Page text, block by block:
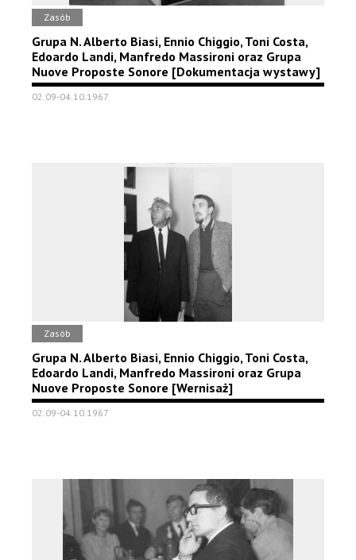
Zasób
Grupa N. Alberto Biasi, Ennio Chiggio, Toni Costa,
Edoardo Landi, Manfredo Massironi oraz Grupa
Nuove Proposte Sonore [Dokumentacja wystawy]
02.09-04.10.1967
Zasób
Grupa N. Alberto Biasi, Ennio Chiggio, Toni Costa,
Edoardo Landi, Manfredo Massironi oraz Grupa
Nuove Proposte Sonore [Wernisaż]
02.09-04.10.1967